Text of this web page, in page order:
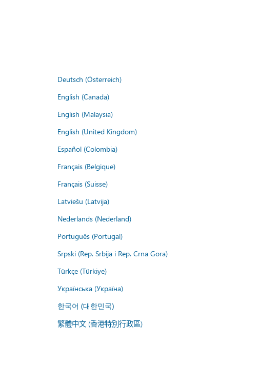
Deutsch (Österreich)
English (Canada)
English (Malaysia)
English (United Kingdom)
Español (Colombia)
Français (Belgique)
Français (Suisse)
Latviešu (Latvija)
Nederlands (Nederland)
Português (Portugal)
Srpski (Rep. Srbija i Rep. Crna Gora)
Türkçe (Türkiye)
Українська (Україна)
한국어 (대한민국)
繁體中文 (香港特別行政區)